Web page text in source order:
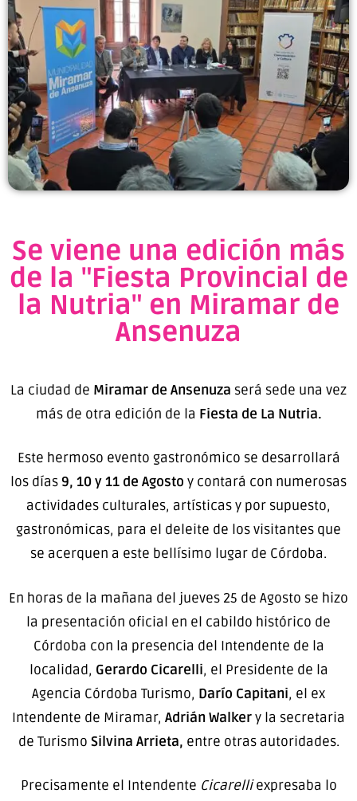
Se viene una edición más
de la "Fiesta Provincial de
la Nutria" en Miramar de
Ansenuza
La ciudad de Miramar de Ansenuza será sede una vez
más de otra edición de la Fiesta de La Nutria.
Este hermoso evento gastronómico se desarrollará
los días9, 10 y 11 de Agosto y contará con numerosas
actividades culturales, artísticas y por supuesto,
gastronómicas, para el deleite de los visitantes que
se acerquen a este bellísimo lugar de Córdoba.
En horas de la mañana del jueves 25 de Agosto se hizo
la presentación oficial en el cabildo histórico de
Córdoba con la presencia del Intendente de la
localidad, Gerardo Cicarelli, el Presidente de la
Agencia Córdoba Turismo, Darío Capitani, el ex
Intendente de Miramar, Adrián Walkery la secretaria
de Turismo Silvina Arrieta, entre otras autoridades.
Precisamente el Intendente Cicarelliexpresaba lo